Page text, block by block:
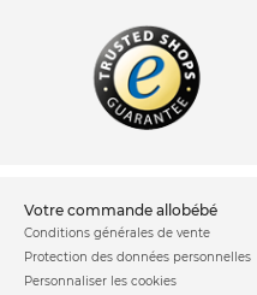
votre commande allobébé
Conditions générales de vente
Protection des données personnelles
Personnaliser les cookies